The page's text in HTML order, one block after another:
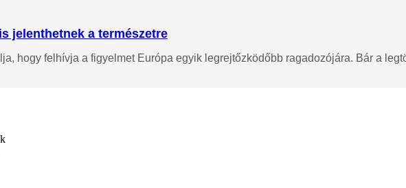
jelenthetnek a természetre
hogy felhívja a figyelmet Európa egyik legrejtőzködőbb ragadozójára. Bár a